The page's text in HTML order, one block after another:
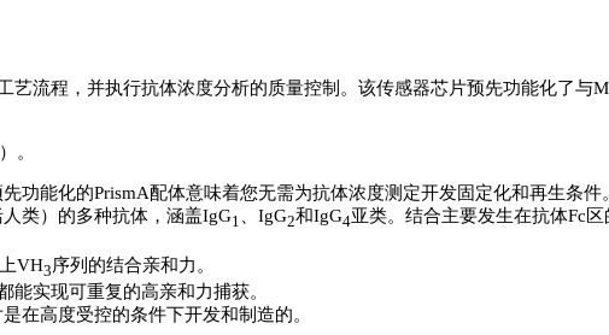
艺流程，并执行抗体浓度分析的质量控制。该传感器芯片预先功能化了与
。
功能化的PrismA配体意味着您无需为抗体浓度测定开发固定化和再生条件。
类）的多种抗体，涵盖IgG1 、IgG2和IgG4亚类。结合主要发生在抗体Fc
VH3 序列的结合亲和力。
实现可重复的高亲和力捕获。
在高度受控的条件下开发和制造的。